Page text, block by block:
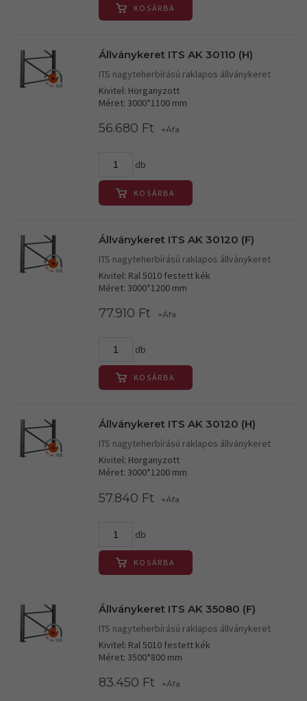
KOSÁRBA
Állványkeret ITS AK 30110 (H)
ITS nagyteherbírású raklapos állványkeret
Kivitel: Horganyzott
Méret: 3000*1100 mm
56.680 Ft +Áfa
db
KOSÁRBA
Állványkeret ITS AK 30120 (F)
ITS nagyteherbírású raklapos állványkeret
Kivitel: Ral 5010 festett kék
Méret: 3000*1200 mm
77.910 Ft +Áfa
db
KOSÁRBA
Állványkeret ITS AK 30120 (H)
ITS nagyteherbírású raklapos állványkeret
Kivitel: Horganyzott
Méret: 3000*1200 mm
57.840 Ft +Áfa
db
KOSÁRBA
Állványkeret ITS AK 35080 (F)
ITS nagyteherbírású raklapos állványkeret
Kivitel: Ral 5010 festett kék
Méret: 3500*800 mm
83.450 Ft +Áfa